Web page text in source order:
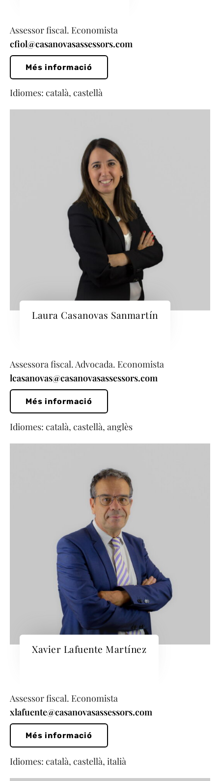
Assessor fiscal. Economista
cfiol@casanovasassessors.com
Més informació
Idiomes: català, castellà
Laura Casanovas Sanmartín
Assessora fiscal. Advocada. Economista
lcasanovas@casanovasassessors.com
Més informació
Idiomes: català, castellà, anglès
Xavier Lafuente Martínez
Assessor fiscal. Economista
xlafuente@casanovasassessors.com
Més informació
Idiomes: català, castellà, italià